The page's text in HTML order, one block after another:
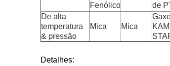
de
Fenólico
De alta
temperatura
& pressão
Mica Mica
Detalhes: